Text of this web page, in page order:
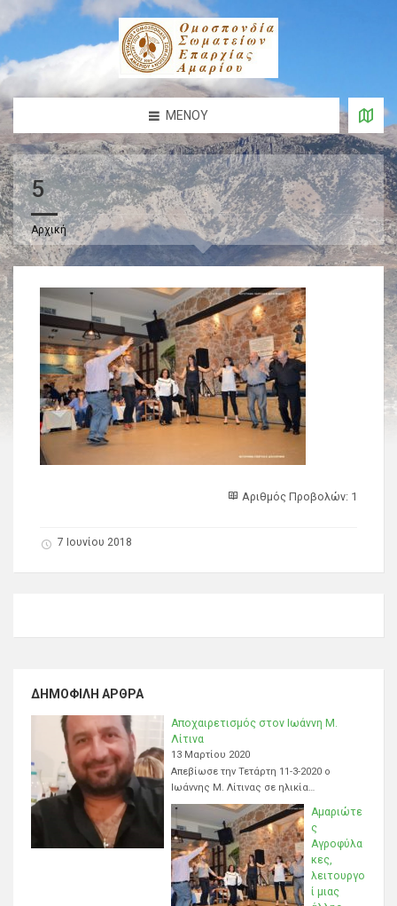
ΜΕΝΟΎ
5
Αρχική
Αριθμός Προβολών: 1
7 Ιουνίου 2018
ΔΗΜΟΦΙΛΉ ΆΡΘΡΑ
Αποχαιρετισμός στον Ιωάννη Μ.
Λίτινα
13 Μαρτίου 2020
Απεβίωσε την Τετάρτη 11-3-2020 ο
Ιωάννης Μ. Λίτινας σε ηλικία…
Αμαριώτε
ς
Αγροφύλα
κες,
λειτουργο
ί μιας